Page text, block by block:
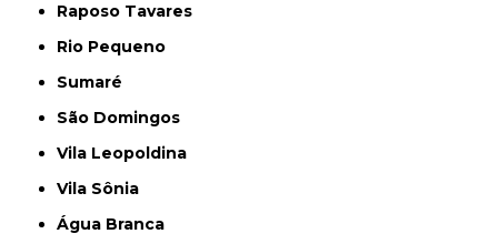
Raposo Tavares
Rio Pequeno
Sumaré
São Domingos
Vila Leopoldina
Vila Sônia
Água Branca